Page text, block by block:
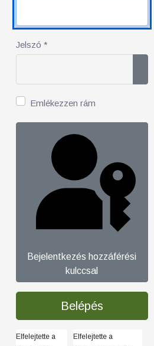
Jelszó *
Emlékezzen rám
Bejelentkezés hozzáférési
kulccsal
Belépés
Elfelejtette a
Elfelejtette a